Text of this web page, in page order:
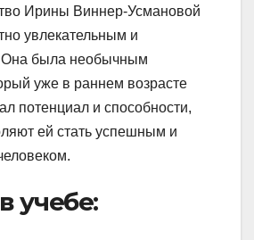
Ирины Виннер-Усмановой
увлекательным и
была необычным
уже в раннем возрасте
потенциал и способности,
ей стать успешным и
учебе: